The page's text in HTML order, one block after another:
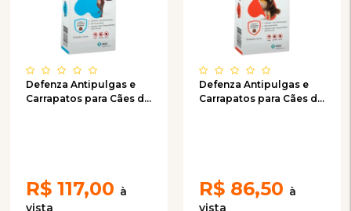
Defenza Antipulgas e
Carrapatos para Cães de
R$ 117,00
Defenza Antipulgas e
Carrapatos para Cães de
R$ 86,50